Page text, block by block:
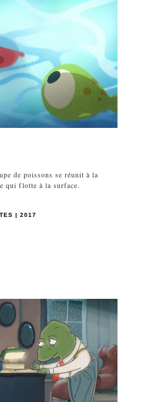
de poissons se réunit à la
qui flotte à la surface.
| 2017